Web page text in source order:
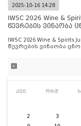
2025-10-16 14:28
IWSC 2026 Wine &
წევრების ვინაობა
IWSC 2026 Wine &
წევრების ვინაობა
კვი ორშ
2
3